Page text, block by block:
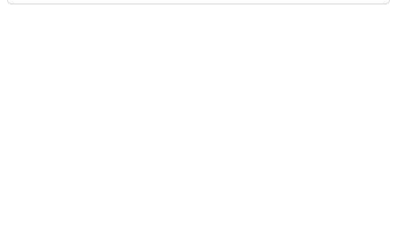
が得意。また、アパレルショップでの販売経験もあり。誰